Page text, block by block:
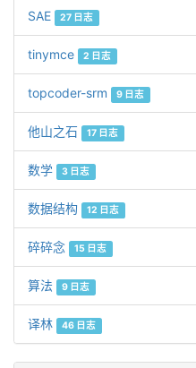
SAE 27 日志
tinymce 2 日志
topcoder-srm 9 日志
他山之石 17 日志
数学 3 日志
数据结构 12 日志
碎碎念 15 日志
算法 9 日志
译林 46 日志